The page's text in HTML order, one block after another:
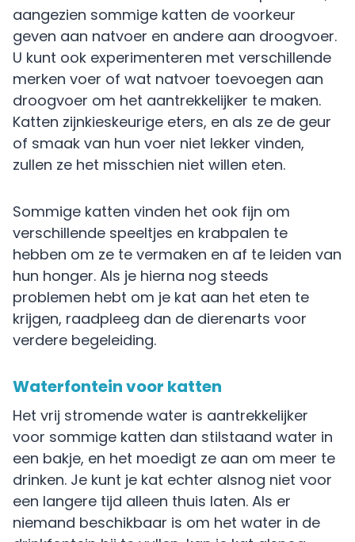
aangezien sommige katten de voorkeur
geven aan natvoer en andere aan droogvoer.
U kunt ook experimenteren met verschillende
merken voer of wat natvoer toevoegen aan
droogvoer om het aantrekkelijker te maken.
Katten zijnkieskeurige eters, en als ze de geur
of smaak van hun voer niet lekker vinden,
zullen ze het misschien niet willen eten.
Sommige katten vinden het ook fijn om
verschillende speeltjes en krabpalen te
hebben om ze te vermaken en af te leiden van
hun honger. Als je hierna nog steeds
problemen hebt om je kat aan het eten te
krijgen, raadpleeg dan de dierenarts voor
verdere begeleiding.
Waterfontein voor katten
Het vrij stromende water is aantrekkelijker
voor sommige katten dan stilstaand water in
een bakje, en het moedigt ze aan om meer te
drinken. Je kunt je kat echter alsnog niet voor
een langere tijd alleen thuis laten. Als er
niemand beschikbaar is om het water in de